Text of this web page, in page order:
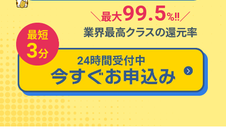
＼最⼤99.5%!!／
業界最⾼クラスの還元率